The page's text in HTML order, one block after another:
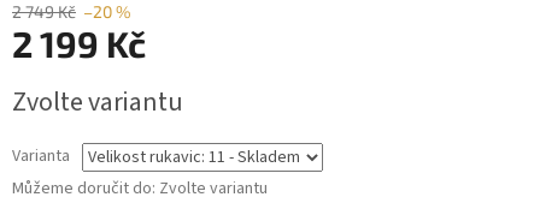
2 749 Kč –20 %
2 199 Kč
cena:
Zvolte variantu
Varianta
Můžeme doručit do: Zvolte variantu